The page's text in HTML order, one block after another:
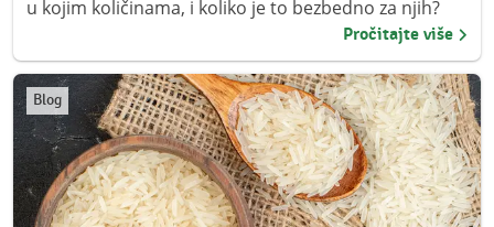
u kojim količinama, i koliko je to bezbedno za njih?
Pročitajte više
Blog